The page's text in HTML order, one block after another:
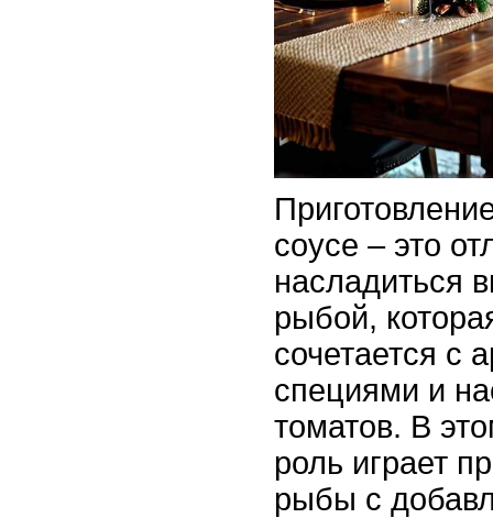
соусе – это
насладиться
рыбой,
сочетается с
специями и
томатов. В
роль играет
рыбы с